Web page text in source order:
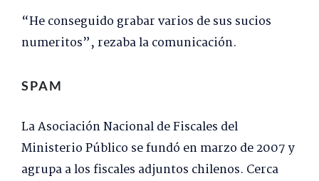
“He conseguido grabar varios de sus sucios
numeritos”, rezaba la comunicación.
SPAM
La Asociación Nacional de Fiscales del
Ministerio Público se fundó en marzo de 2007 y
agrupa a los fiscales adjuntos chilenos. Cerca